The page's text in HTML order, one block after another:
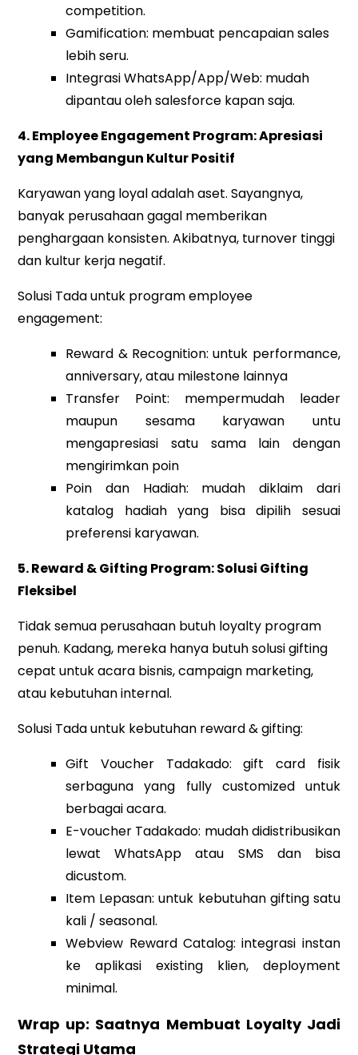
competition.
Gamification: membuat pencapaian sales
lebih seru.
Integrasi WhatsApp/App/Web: mudah
dipantau oleh salesforce kapan saja.
4. Employee Engagement Program: Apresiasi
yang Membangun Kultur Positif
Karyawan yang loyal adalah aset. Sayangnya,
banyak perusahaan gagal memberikan
penghargaan konsisten. Akibatnya, turnover tinggi
dan kultur kerja negatif.
Solusi Tada untuk program employee
engagement:
Reward & Recognition: untuk performance,
anniversary, atau milestone lainnya
Transfer Point: mempermudah leader
maupun sesama karyawan untu
mengapresiasi satu sama lain dengan
mengirimkan poin
Poin dan Hadiah: mudah diklaim dari
katalog hadiah yang bisa dipilih sesuai
preferensi karyawan.
5. Reward & Gifting Program: Solusi Gifting
Fleksibel
Tidak semua perusahaan butuh loyalty program
penuh. Kadang, mereka hanya butuh solusi gifting
cepat untuk acara bisnis, campaign marketing,
atau kebutuhan internal.
Solusi Tada untuk kebutuhan reward & gifting:
Gift Voucher Tadakado: gift card fisik
serbaguna yang fully customized untuk
berbagai acara.
E-voucher Tadakado: mudah didistribusikan
lewat WhatsApp atau SMS dan bisa
dicustom.
Item Lepasan: untuk kebutuhan gifting satu
kali / seasonal.
Webview Reward Catalog: integrasi instan
ke aplikasi existing klien, deployment
minimal.
Wrap up: Saatnya Membuat Loyalty Jadi
Strategi Utama